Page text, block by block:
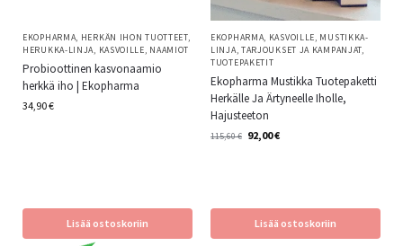
EKOPHARMA, HERKÄN IHON TUOTTEET,
HERUKKA-LINJA, KASVOILLE, NAAMIOT
Probioottinen kasvonaamio
herkkä iho | Ekopharma
34,90€
Lisää ostoskoriin
EKOPHARMA, KASVOILLE, MUSTIKKA-
LINJA, TARJOUKSET JA KAMPANJAT,
TUOTEPAKETIT
Ekopharma Mustikka Tuotepaketti
Herkälle Ja Ärtyneelle Iholle,
Hajusteeton
115,60€ 92,00€
Lisää ostoskoriin